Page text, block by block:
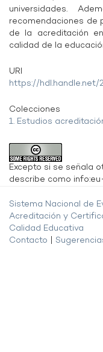
universidades.
recomendaciones de
de la acreditación
calidad de la
URI
https://hdl.handle.net/
Colecciones
1. Estudios
Excepto si se señala
describe como
Sistema Nacional de
Acreditación y
Calidad Educativa
Contacto